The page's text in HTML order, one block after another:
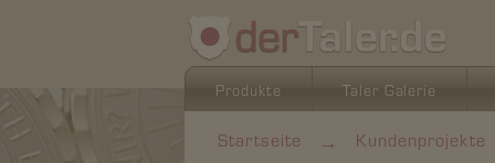
Produkte Taler Galerie
Startseite → Kundenprojekte